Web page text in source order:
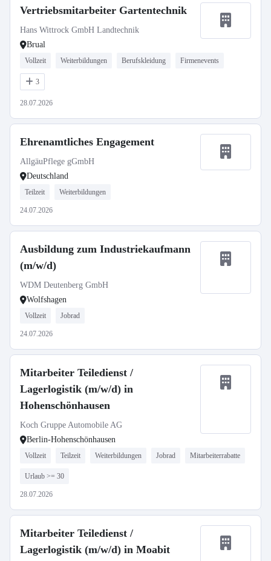
Vertriebsmitarbeiter Gartentechnik
Hans Wittrock GmbH Landtechnik
Brual
Vollzeit Weiterbildungen Berufskleidung Firmenevents
3
28.07.2026
Ehrenamtliches Engagement
AllgäuPflege gGmbH
Deutschland
Teilzeit Weiterbildungen
24.07.2026
Ausbildung zum Industriekaufmann
(m/w/d)
WDM Deutenberg GmbH
Wolfshagen
Vollzeit Jobrad
24.07.2026
Mitarbeiter Teiledienst /
Lagerlogistik (m/w/d) in
Hohenschönhausen
Koch Gruppe Automobile AG
Berlin-Hohenschönhausen
Vollzeit Teilzeit Weiterbildungen Jobrad Mitarbeiterrabatte
Urlaub >= 30
28.07.2026
Mitarbeiter Teiledienst /
Lagerlogistik (m/w/d) in Moabit